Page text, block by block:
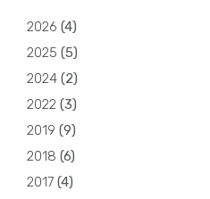
2026 (4)
2025 (5)
2024 (2)
2022 (3)
2019 (9)
2018 (6)
2017 (4)